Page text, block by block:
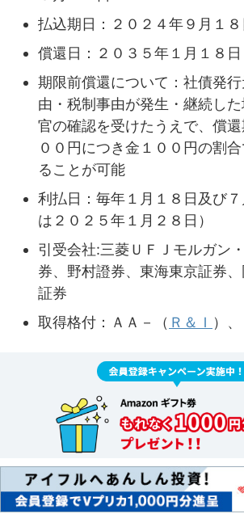
払込期日：２０２４年９月１８
償還日：２０３５年１月１８日
期限前償還について：社債発
由・税制事由が発生・継続し
官の確認を受けたうえで、償還
００円につき金１００円の割
ることが可能
利払日：毎年１月１８日及び
は２０２５年１月２８日）
引受会社:三菱ＵＦＪモルガン
券、野村證券、東海東京証券
証券
取得格付：ＡＡ－（ Ｒ＆Ｉ ）